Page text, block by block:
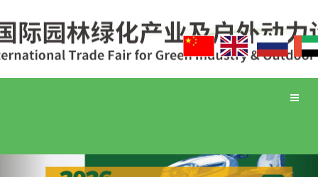
Toggle
Previous